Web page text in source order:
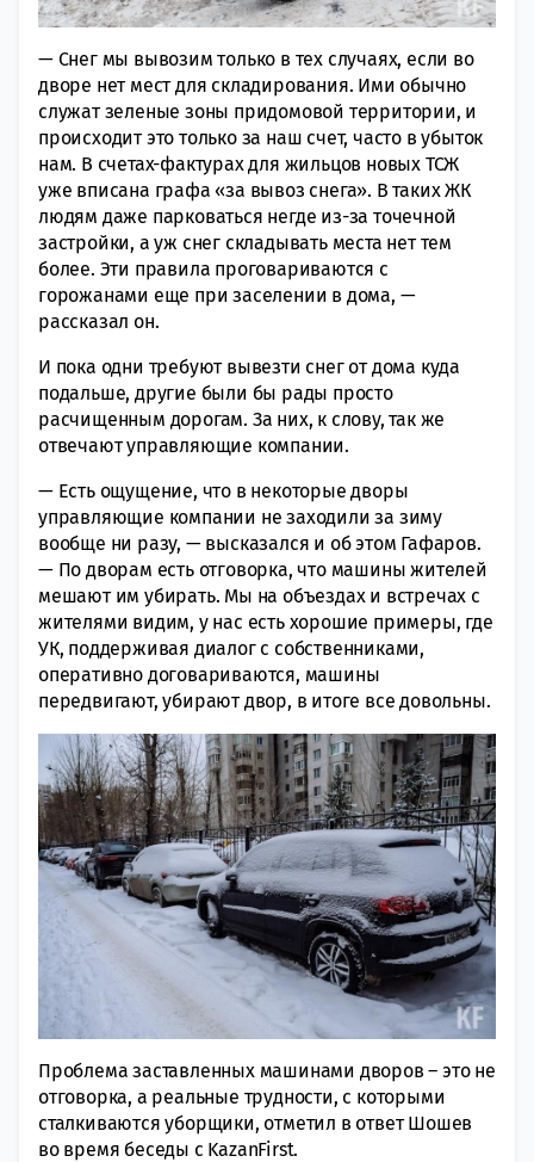
— Снег мы вывозим только в тех случаях, если во
дворе нет мест для складирования. Ими обычно
служат зеленые зоны придомовой территории, и
происходит это только за наш счет, часто в убыток
нам. В счетах-фактурах для жильцов новых ТСЖ
уже вписана графа «за вывоз снега». В таких ЖК
людям даже парковаться негде из-за точечной
застройки, а уж снег складывать места нет тем
более. Эти правила проговариваются с
горожанами еще при заселении в дома, —
рассказал он.
И пока одни требуют вывезти снег от дома куда
подальше, другие были бы рады просто
расчищенным дорогам. За них, к слову, так же
отвечают управляющие компании.
— Есть ощущение, что в некоторые дворы
управляющие компании не заходили за зиму
вообще ни разу, — высказался и об этом Гафаров.
— По дворам есть отговорка, что машины жителей
мешают им убирать. Мы на объездах и встречах с
жителями видим, у нас есть хорошие примеры, где
УК, поддерживая диалог с собственниками,
оперативно договариваются, машины
передвигают, убирают двор, в итоге все довольны.
Проблема заставленных машинами дворов – это не
отговорка, а реальные трудности, с которыми
сталкиваются уборщики, отметил в ответ Шошев
во время беседы с KazanFirst.